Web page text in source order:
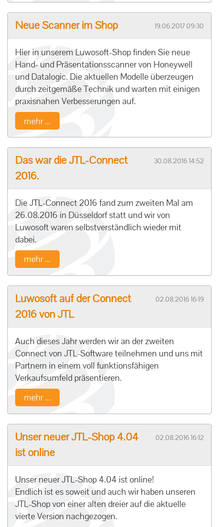
Neue Scanner im Shop 19.06.2017 09:30
Hier in unserem Luwosoft-Shop finden Sie neue
Hand- und Präsentationsscanner von Honeywell
und Datalogic. Die aktuellen Modelle überzeugen
durch zeitgemäße Technik und warten mit einigen
praxisnahen Verbesserungen auf.
mehr ...
Das war die JTL-Connect
2016.
30.08.2016 14:52
Die JTL-Connect 2016 fand zum zweiten Mal am
26.08.2016 in Düsseldorf statt und wir von
Luwosoft waren selbstverständlich wieder mit
dabei.
mehr ...
Luwosoft auf der Connect
2016 von JTL
02.08.2016 16:19
Auch dieses Jahr werden wir an der zweiten
Connect von JTL-Software teilnehmen und uns mit
Partnern in einem voll funktionsfähigen
Verkaufsumfeld präsentieren.
mehr ...
Unser neuer JTL-Shop 4.04
ist online
02.08.2016 16:12
Unser neuer JTL-Shop 4.04 ist online!
Endlich ist es soweit und auch wir haben unseren
JTL-Shop von einer alten dreier auf die aktuelle
vierte Version nachgezogen.